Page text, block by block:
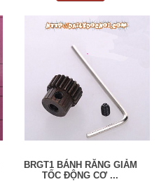
BRGT1 BÁNH RĂNG GIẢM
TỐC ĐỘNG CƠ ...